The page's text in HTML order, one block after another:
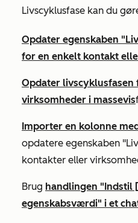
Livscyklusfase kan du
Opdater egenskaben
for en enkelt kontakt
Opdater
virksomheder i massevis
Importer en kolonne
opdatere egenskaben
kontakter eller
Brug handlingen
egenskabsværdi" i et